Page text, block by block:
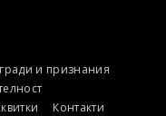
и признания
Контакти